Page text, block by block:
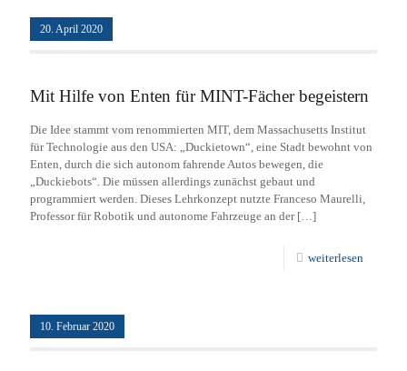
20. April 2020
Mit Hilfe von Enten für MINT-Fächer begeistern
Die Idee stammt vom renommierten MIT, dem Massachusetts Institut
für Technologie aus den USA: „Duckietown“, eine Stadt bewohnt von
Enten, durch die sich autonom fahrende Autos bewegen, die
„Duckiebots“. Die müssen allerdings zunächst gebaut und
programmiert werden. Dieses Lehrkonzept nutzte Franceso Maurelli,
Professor für Robotik und autonome Fahrzeuge an der[…]
weiterlesen
10. Februar 2020